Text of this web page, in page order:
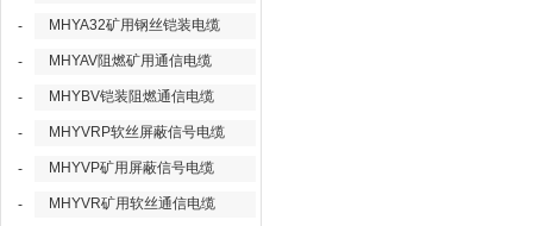
- MHYA32矿用钢丝铠装电缆
- MHYAV阻燃矿用通信电缆
- MHYBV铠装阻燃通信电缆
- MHYVRP软丝屏蔽信号电缆
- MHYVP矿用屏蔽信号电缆
- MHYVR矿用软丝通信电缆